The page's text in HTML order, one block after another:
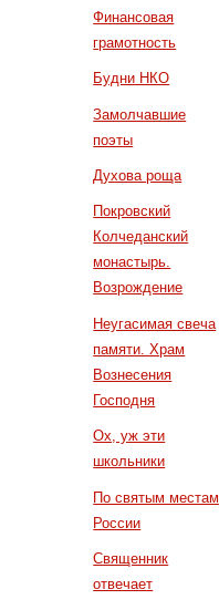
Финансовая
грамотность
Будни НКО
Замолчавшие
поэты
Духова роща
Покровский
Колчеданский
монастырь.
Возрождение
Неугасимая свеча
памяти. Храм
Вознесения
Господня
Ох, уж эти
школьники
По святым местам
России
Священник
отвечает